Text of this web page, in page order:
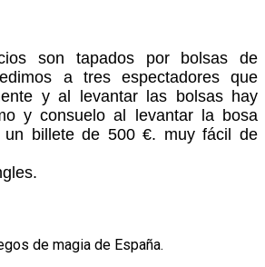
son tapados por bolsas de
a tres espectadores que
y al levantar las bolsas hay
y consuelo al levantar la bosa
un billete de 500 €. muy fácil de
de magia de España.